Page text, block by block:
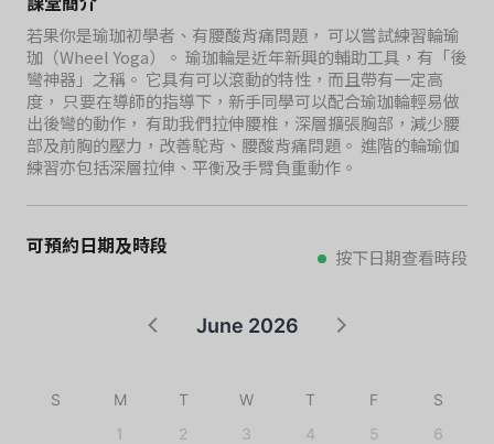
若果你是瑜珈初學者、有腰酸背痛問題， 可以嘗試練習輪瑜
珈（Wheel Yoga）。 瑜珈輪是近年新興的輔助工具，有「後
彎神器」之稱。 它具有可以滾動的特性，而且帶有一定高
度， 只要在導師的指導下，新手同學可以配合瑜珈輪輕易做
出後彎的動作， 有助我們拉伸腰椎，深層擴張胸部，減少腰
部及前胸的壓力，改善駝背、腰酸背痛問題。 進階的輪瑜伽
練習亦包括深層拉伸、平衡及手臂負重動作。
可預約日期及時段 按下日期查看時段
June 2026
S M T W T F
S
1
2 3 4 5
6